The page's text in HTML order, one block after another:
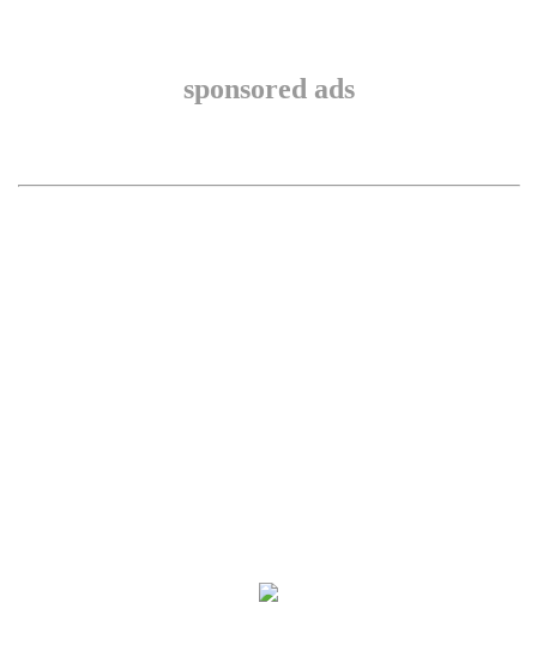
sponsored ads